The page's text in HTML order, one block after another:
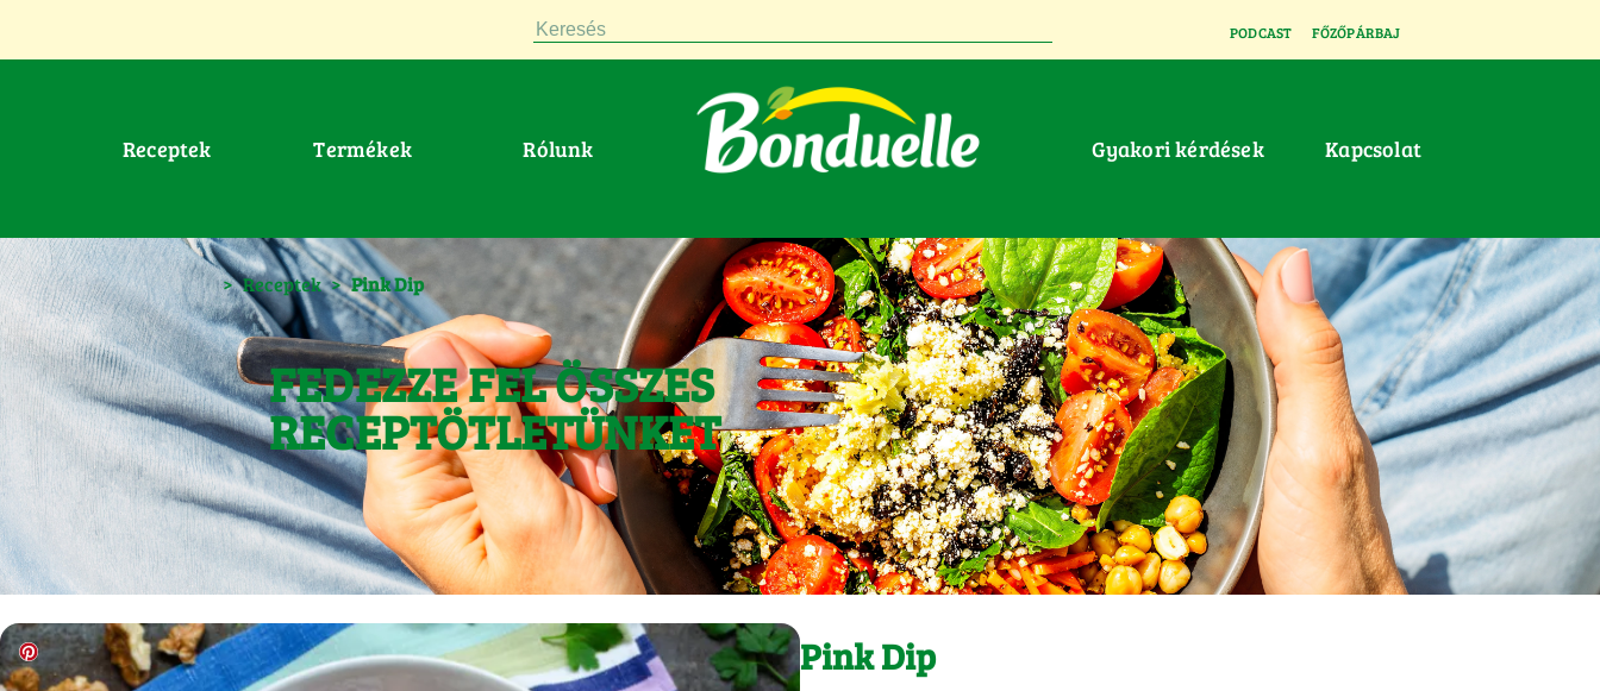
Keresés PODCAST FŐZŐPÁRBAJ
Receptek Termékek Rólunk Gyakori kérdések Kapcsolat
> Receptek > Pink Dip
FEDEZZE FEL ÖSSZES
RECEPTÖTLETÜNKET
Pink Dip